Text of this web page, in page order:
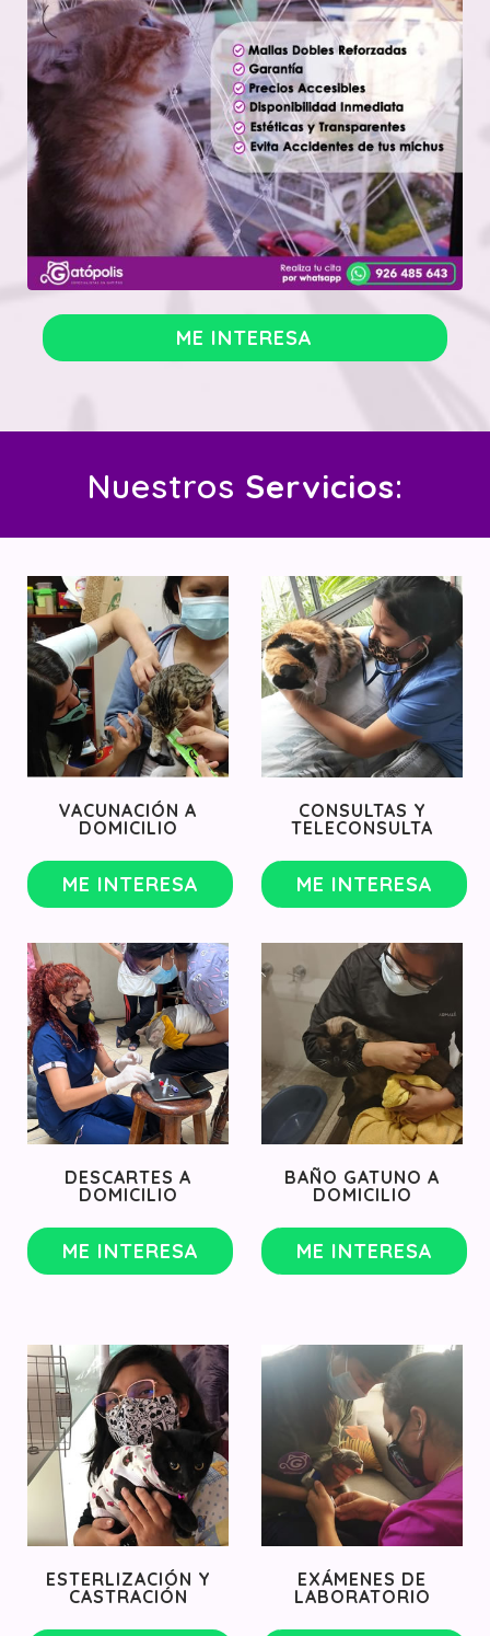
ME INTERESA
Nuestros Servicios:
VACUNACIÓN A
DOMICILIO
ME INTERESA
CONSULTAS Y
TELECONSULTA
ME INTERESA
DESCARTES A
DOMICILIO
ME INTERESA
BAÑO GATUNO A
DOMICILIO
ME INTERESA
ESTERLIZACIÓN Y
CASTRACIÓN
EXÁMENES DE
LABORATORIO